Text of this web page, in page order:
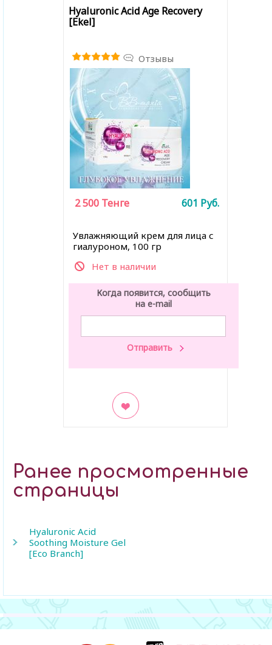
Hyaluronic Acid Age Recovery
[Ekel]
Отзывы
Увлажняющий крем для лица с
гиалуроном, 100 гр
Нет в наличии
2 500 Тенге 601 Руб.
Когда появится, сообщить
на e-mail
Ранее просмотренные
страницы
Hyaluronic Acid
Soothing Moisture Gel
[Eco Branch]